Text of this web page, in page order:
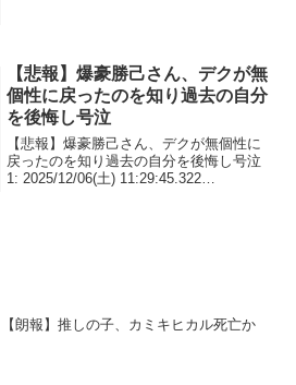
【悲報】爆豪勝己さん、デクが無
個性に戻ったのを知り過去の自分
を後悔し号泣
【悲報】爆豪勝己さん、デクが無個性に
戻ったのを知り過去の自分を後悔し号泣
1: 2025/12/06(土) 11:29:45.322
【朗報】推しの子、カミキヒカル死亡か